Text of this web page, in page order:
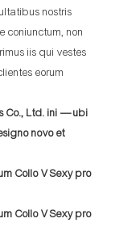
nostris
coniunctum, non
iis qui vestes
eorum
Co., Ltd. ini — ubi
novo et